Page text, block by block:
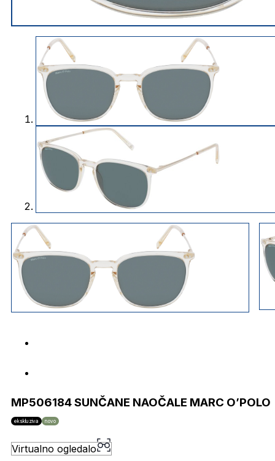
MP506184 SUNČANE NAOČALE MARC O’POLO
ekskluziva novo
Virtualno ogledalo